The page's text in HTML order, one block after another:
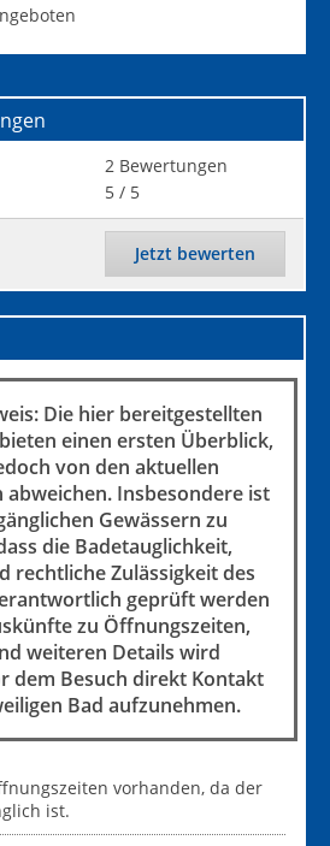
2 Bewertungen
5 / 5
Jetzt bewerten
Die hier bereitgestellten
einen ersten Überblick,
von den aktuellen
abweichen. Insbesondere ist
Gewässern zu
die Badetauglichkeit,
rechtliche Zulässigkeit des
geprüft werden
zu Öffnungszeiten,
weiteren Details wird
dem Besuch direkt Kontakt
Bad aufzunehmen.
vorhanden, da der
ist.